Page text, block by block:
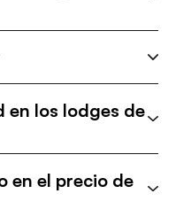
en los lodges de
en el precio de